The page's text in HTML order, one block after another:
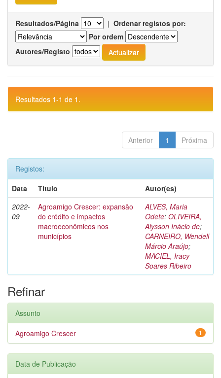
Resultados/Página | Ordenar registos por:
Por ordem
Autores/Registo
Resultados 1-1 de 1.
Anterior 1 Próxima
Registos:
Data
Título
Autor(es)
2022-
09
Agroamigo Crescer: expansão
do crédito e impactos
macroeconômicos nos
municípios
ALVES, Maria
Odete; OLIVEIRA,
Alysson Inácio de;
CARNEIRO, Wendell
Márcio Araújo;
MACIEL, Iracy
Soares Ribeiro
Refinar
Assunto
1
Agroamigo Crescer
Data de Publicação